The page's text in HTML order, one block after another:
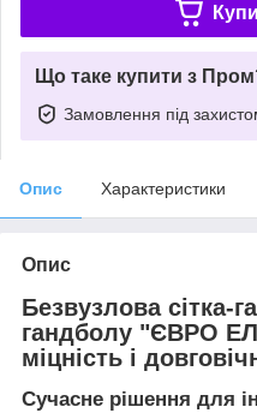
Що таке купити з
Замовлення під
Опис Характеристики
Опис
Безвузлова сітка-
гандболу "ЄВРО
міцність і
Сучасне рішення для